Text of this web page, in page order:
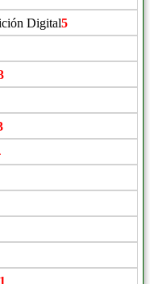
Digital5
1